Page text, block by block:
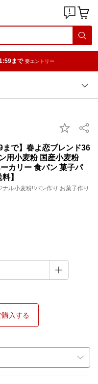
まで 要エントリー
まで】春よ恋ブレンド36
用小麦粉 国産小麦粉
カリー 食パン 菓子パ
】
ル小麦粉!!パン作り お菓子作り
入する